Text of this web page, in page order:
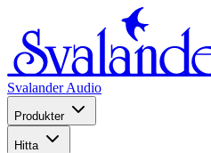
Svalander Audio
Produkter
Hitta